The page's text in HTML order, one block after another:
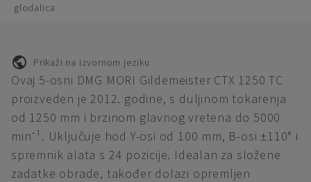
glodalica
Prikaži na izvornom jeziku
Ovaj 5-osni DMG MORI Gildemeister CTX 1250 TC
proizveden je 2012. godine, s duljinom tokarenja
od 1250 mm i brzinom glavnog vretena do 5000
min⁻¹. Uključuje hod Y-osi od 100 mm, B-osi ±110° i
spremnik alata s 24 pozicije. Idealan za složene
zadatke obrade, također dolazi opremljen